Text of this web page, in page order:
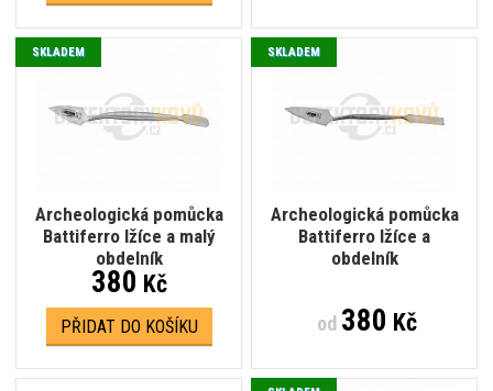
Archeologická pomůcka
Battiferro lžíce a malý
obdelník
SKLADEM
380 Kč
PŘIDAT DO KOŠÍKU
Archeologická pomůcka
Battiferro lžíce a
obdelník
SKLADEM
od380 Kč